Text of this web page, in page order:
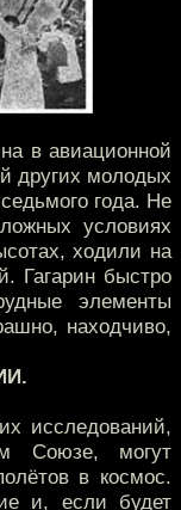
в авиационной
других молодых
года. Не
условиях
ходили на
Гагарин быстро
элементы
находчиво,
исследований,
Союзе, могут
в космос.
и, если будет